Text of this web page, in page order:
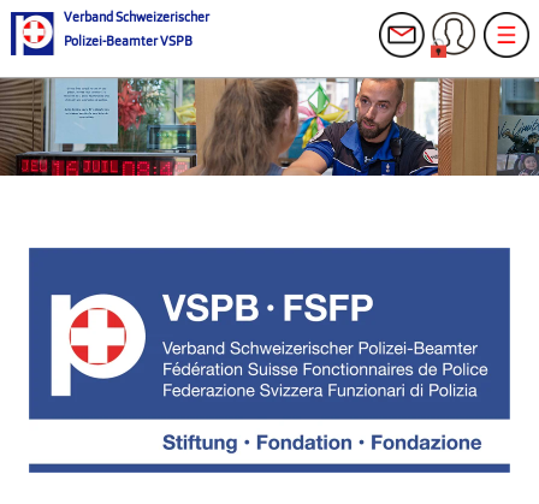
Verband Schweizerischer
Polizei-Beamter VSPB